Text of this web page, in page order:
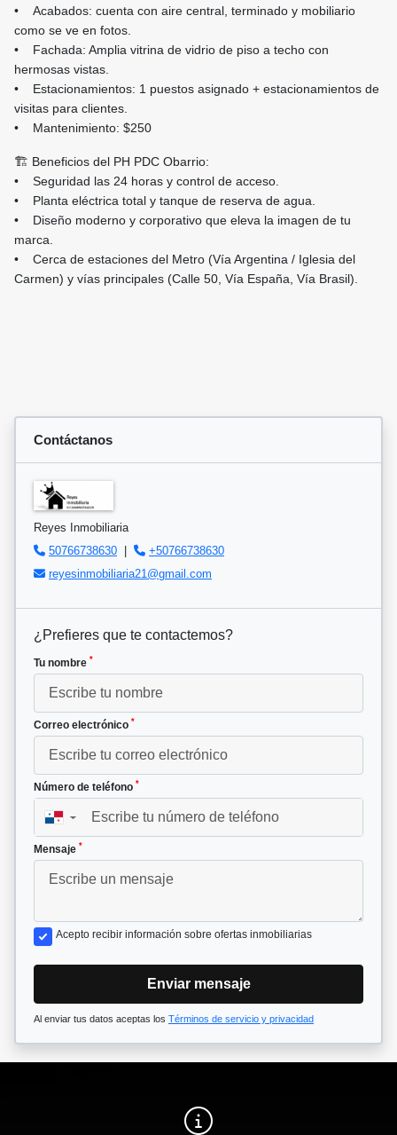
• Acabados: cuenta con aire central, terminado y mobiliario
como se ve en fotos.
• Fachada: Amplia vitrina de vidrio de piso a techo con
hermosas vistas.
• Estacionamientos: 1 puestos asignado + estacionamientos de
visitas para clientes.
• Mantenimiento: $250
🏗️ Beneficios del PH PDC Obarrio:
• Seguridad las 24 horas y control de acceso.
• Planta eléctrica total y tanque de reserva de agua.
• Diseño moderno y corporativo que eleva la imagen de tu
marca.
• Cerca de estaciones del Metro (Vía Argentina / Iglesia del
Carmen) y vías principales (Calle 50, Vía España, Vía Brasil).
Contáctanos
Reyes Inmobiliaria
50766738630 |
+50766738630
reyesinmobiliaria21@gmail.com
¿Prefieres que te contactemos?
Tu nombre *
Correo electrónico *
Número de teléfono *
▼
Mensaje *
Acepto recibir información sobre ofertas inmobiliarias
Enviar mensaje
Al enviar tus datos aceptas los Términos de servicio y privacidad